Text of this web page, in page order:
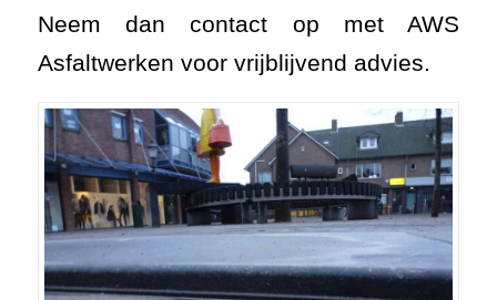
Neem dan contact op met AWS
Asfaltwerken voor vrijblijvend advies.